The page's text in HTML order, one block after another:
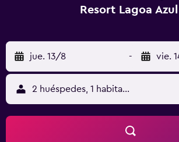
de alta calidad. Se ofrece televisión por
escritorio y teléfono. Se ofrece servicio
los días y es posible solicitar secador de
alojamiento hay 2 piscinas al aire libre
infantil. Otros servicios de ocio y
centro de bienestar. Se pueden
de ocio y esparcimiento que se indican
instalaciones o cerca del alojamiento (es
Resort Lagoa Azul
jue. 13/8 - vie.
2 huéspedes, 1 habitación